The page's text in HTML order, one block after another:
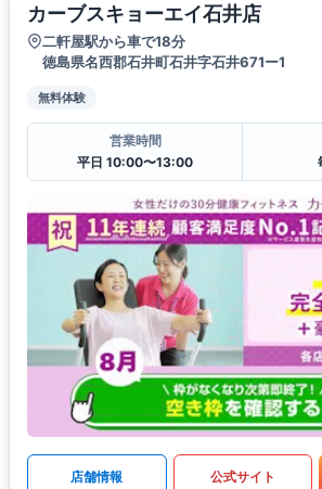
カーブスキョーエイ石井店
二軒屋駅から車で18分
徳島県名西郡石井町石井字石井671ー1
無料体験
営業時間
平日 10:00〜13:00
店舗情報 公式サイト